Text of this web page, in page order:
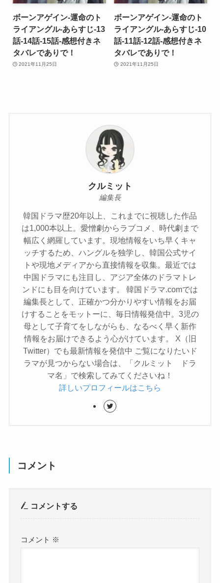
ボーンアゲイン-運命のト
ライアングル-あらすじ-13
話-14話-15話-感想付きネ
タバレでありで！
2021年11月25日
ボーンアゲイン-運命のト
ライアングル-あらすじ-10
話-11話-12話-感想付きネ
タバレでありで！
2021年11月25日
クルミット
編集長
韓国ドラマ歴20年以上、これまでに視聴した作品
は1,000本以上。愛憎劇からラブコメ、時代劇まで
幅広く網羅しています。現地情報をいち早くキャ
ッチするため、ハングルを独学し、韓国公式サイ
トや現地メディアから直接情報を収集。最近では
中国ドラマにも注目し、アジア全体のドラマトレ
ンドにも目を向けています。 韓国ドラマ.comでは
編集長として、正確かつ分かりやすい情報をお届
けすることをモットーに、毎日情報発信中。3児の
母として子育てをしながらも、なるべく早く新作
情報をお届けできるよう心がけています。 X（旧
Twitter）でも最新情報を発信中 ご覧になりたいド
ラマが見つからない場合は、「クルミット ドラ
マ名」で検索してみてくださいね！
詳しいプロフィールはこちら
コメント
コメントする
コメント ※